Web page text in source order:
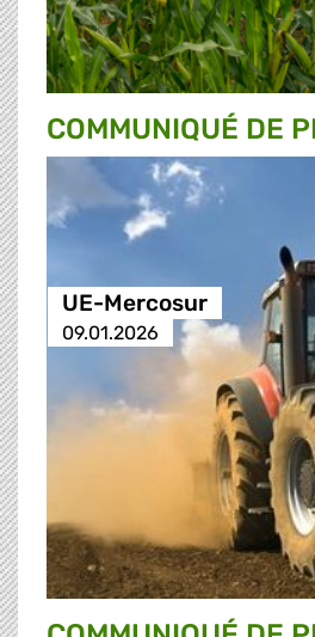
COMMUNIQUÉ DE
UE-Mercosur
09.01.2026